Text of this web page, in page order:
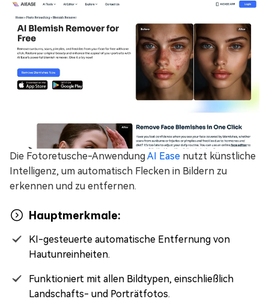
Die Fotoretusche-AnwendungAI Ease nutzt künstliche
Intelligenz, um automatisch Flecken in Bildern zu
erkennen und zu entfernen.
Hauptmerkmale:
KI-gesteuerte automatische Entfernung von
Hautunreinheiten.
Funktioniert mit allen Bildtypen, einschließlich
Landschafts- und Porträtfotos.